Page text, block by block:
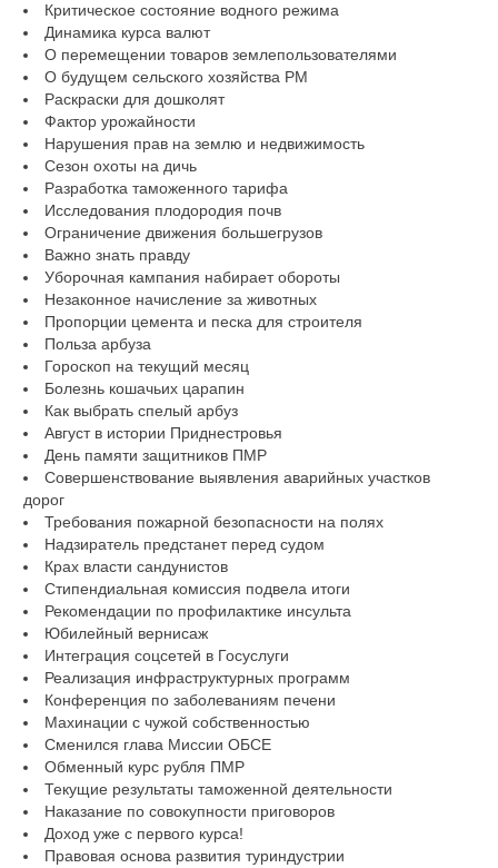
Критическое состояние водного режима
Динамика курса валют
О перемещении товаров землепользователями
О будущем сельского хозяйства РМ
Раскраски для дошколят
Фактор урожайности
Нарушения прав на землю и недвижимость
Сезон охоты на дичь
Разработка таможенного тарифа
Исследования плодородия почв
Ограничение движения большегрузов
Важно знать правду
Уборочная кампания набирает обороты
Незаконное начисление за животных
Пропорции цемента и песка для строителя
Польза арбуза
Гороскоп на текущий месяц
Болезнь кошачьих царапин
Как выбрать спелый арбуз
Август в истории Приднестровья
День памяти защитников ПМР
Совершенствование выявления аварийных участков
дорог
Требования пожарной безопасности на полях
Надзиратель предстанет перед судом
Крах власти сандунистов
Стипендиальная комиссия подвела итоги
Рекомендации по профилактике инсульта
Юбилейный вернисаж
Интеграция соцсетей в Госуслуги
Реализация инфраструктурных программ
Конференция по заболеваниям печени
Махинации с чужой собственностью
Сменился глава Миссии ОБСЕ
Обменный курс рубля ПМР
Текущие результаты таможенной деятельности
Наказание по совокупности приговоров
Доход уже с первого курса!
Правовая основа развития туриндустрии